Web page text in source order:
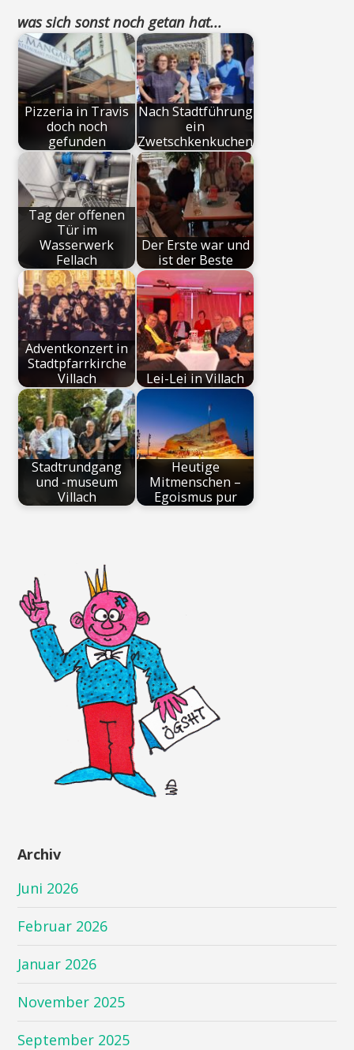
was sich sonst noch getan hat...
Pizzeria in Travis
doch noch
gefunden
Nach Stadtführung
ein
Zwetschkenkuchen
Tag der offenen
Tür im
Wasserwerk
Fellach
Der Erste war und
ist der Beste
Adventkonzert in
Stadtpfarrkirche
Villach
Lei-Lei in Villach
Stadtrundgang
und -museum
Villach
Heutige
Mitmenschen –
Egoismus pur
Archiv
Juni 2026
Februar 2026
Januar 2026
November 2025
September 2025